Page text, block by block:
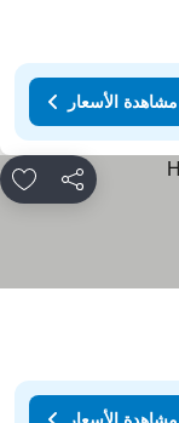
مشاهدة الأسعار
مشاركة
مشاهدة الأسعار